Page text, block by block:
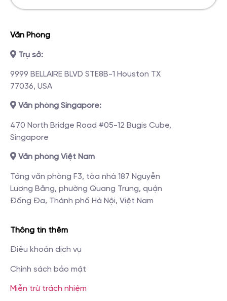
Văn Phòng
Trụ sở:
9999 BELLAIRE BLVD STE8B-1 Houston TX
77036, USA
Văn phòng Singapore:
470 North Bridge Road #05-12 Bugis Cube,
Singapore
Văn phòng Việt Nam
Tầng văn phòng F3, tòa nhà 187 Nguyễn
Lương Bằng, phường Quang Trung, quận
Đống Đa, Thành phố Hà Nội, Việt Nam
Thông tin thêm
Điều khoản dịch vụ
Chính sách bảo mật
Miễn trừ trách nhiệm